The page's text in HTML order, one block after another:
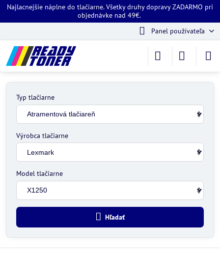
Najlacnejšie náplne do tlačiarne. Všetky druhy dopravy ZADARMO pri
objednávke nad 49€.
Panel používateľa
Typ tlačiarne
Výrobca tlačiarne
Model tlačiarne
Hľadať